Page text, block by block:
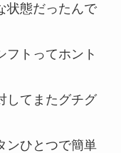
状態だったんで
フトってホント
してまたグチグ
ンひとつで簡単